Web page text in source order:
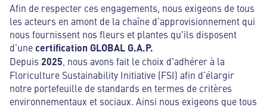
Afin de respecter ces engagements, nous exigeons de tous
les acteurs en amont de la chaîne d’approvisionnement qui
nous fournissent nos fleurs et plantes qu'ils disposent
d’unecertification GLOBAL G.A.P.
Depuis 2025 , nous avons fait le choix d'adhérer à la
Floriculture Sustainability Initiative (FSI) afin d’élargir
notre portefeuille de standards en termes de critères
environnementaux et sociaux. Ainsi nous exigeons que tous